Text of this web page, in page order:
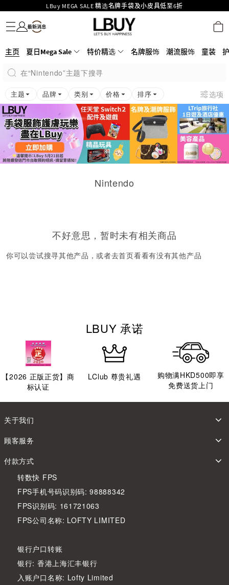
LBuy MEGA SALE 精选名牌手袋及小皮具低至6折
Goyard Hobo / Hobo Mini人气限量特别版限时原价低至75折!
LBuy呈献 - Hermès 及 Chanel 手袋及首饰低至6折，立即入手!
426号铺！
MOKO 1楼175号铺旗舰店特设名牌Hermès、CHANEL及LV专区！
购物满HKD500即享免运费！
名牌服饰
潮流服饰
童装
护肤美妆
香水香薰
个人护理
母婴护理
游戏及精品玩具
文仪用品
家居生活
电子产品
美食
医药保健
运动与户外用品
主页 夏日Mega Sale 特价精选 名牌服饰 潮流服饰 童装
在“Nintendo”主题下搜寻
主题 品牌 类别 价格 排序 选项
Nintendo
不好意思，暂时未有相关商品
你可以尝试搜寻其他产品，或者去首页看看有没有其他产品
LBUY 承诺
【2026 正版正货】商
标认证
LClub 尊贵礼遇
购物满HKD500即享
免费送货上门
关于我们
顾客服务
付款方式
转数快 FPS
FPS手机号码识别码: 98888342
FPS识别码: 161721063
FPS公司名称: LOFTY LIMITED
银行户口转账
银行: 香港上海汇丰银行
入账户口名称: Lofty Limited